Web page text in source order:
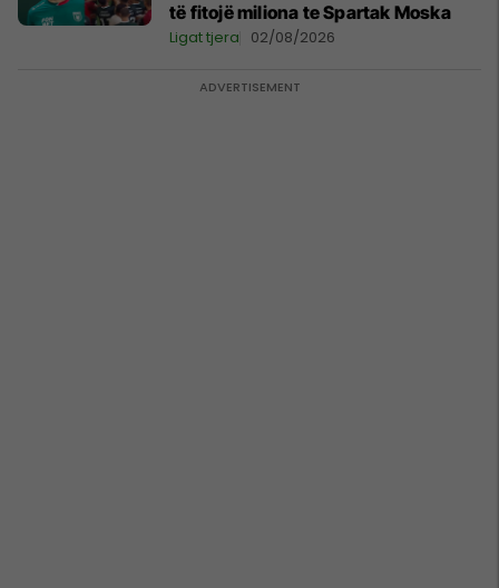
të fitojë miliona te Spartak Moska
Ligat tjera 02/08/2026